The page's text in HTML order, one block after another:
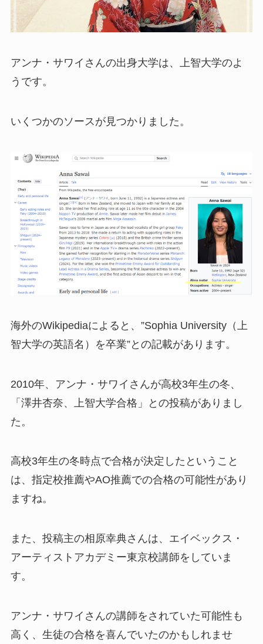
アンナ・サワイさんの出身大学は、上智大学のよ
うです。
いくつかのソースが見つかりました。
海外のWikipediaによると、”Sophia University（上
智大学の英語名）を卒業”との記載があります。
2010年、アンナ・サワイさんが高校3年生の冬、
「澤井杏奈、上智大学合格」との投稿がありまし
た。
高校3年生の冬時点で合格が決定したということ
は、指定校推薦やAO推薦での合格の可能性があり
ますね。
また、投稿主の相原幸典さんは、エイベックス・
アーティストアカデミー東京校講師をしていま
す。
アンナ・サワイさんの講師をされていた可能性も
高く、生徒の合格を喜んでいたのかもしれませ